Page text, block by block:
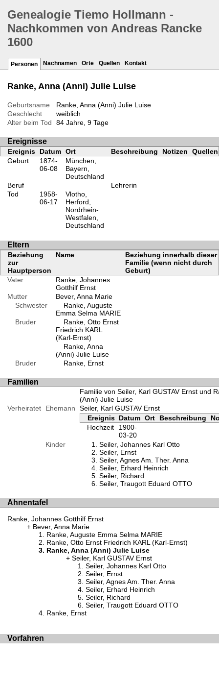
Genealogie Tiemo Hollmann -
Nachkommen von Andreas Rancke
1600
Personen Nachnamen Orte Quellen Kontakt
Ranke, Anna (Anni) Julie Luise
Geburtsname
Ranke, Anna (Anni) Julie Luise
Geschlecht
weiblich
Alter beim Tod
84 Jahre, 9 Tage
Ereignisse
Ereignis Datum Ort Beschreibung Notizen
Quellen
Geburt
1874-
06-08
München,
Bayern,
Deutschland
Beruf
Lehrerin
Tod
1958-
06-17
Vlotho,
Herford,
Nordrhein-
Westfalen,
Deutschland
Eltern
Beziehung
zur
Hauptperson
Name
Beziehung innerhalb dieser
Familie (wenn nicht durch
Geburt)
Vater
Ranke, Johannes
Gotthilf Ernst
Mutter
Bever, Anna Marie
Schwester
Ranke, Auguste
Emma Selma MARIE
Bruder
Ranke, Otto Ernst
Friedrich KARL
(Karl-Ernst)
Ranke, Anna
(Anni) Julie Luise
Bruder
Ranke, Ernst
Familien
Familie von Seiler, Karl GUSTAV Ernst und
(Anni) Julie Luise
Verheiratet
Ehemann
Seiler, Karl GUSTAV Ernst
Ereignis Datum Ort Beschreibung
Hochzeit
1900-
03-20
Kinder
Seiler, Johannes Karl Otto
Seiler, Ernst
Seiler, Agnes Am. Ther. Anna
Seiler, Erhard Heinrich
Seiler, Richard
Seiler, Traugott Eduard OTTO
Ahnentafel
Ranke, Johannes Gotthilf Ernst
Bever, Anna Marie
Ranke, Auguste Emma Selma MARIE
Ranke, Otto Ernst Friedrich KARL (Karl-Ernst)
Ranke, Anna (Anni) Julie Luise
Seiler, Karl GUSTAV Ernst
Seiler, Johannes Karl Otto
Seiler, Ernst
Seiler, Agnes Am. Ther. Anna
Seiler, Erhard Heinrich
Seiler, Richard
Seiler, Traugott Eduard OTTO
Ranke, Ernst
Vorfahren